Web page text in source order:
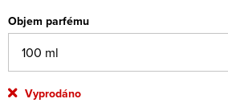
Objem parfému
Vyprodáno